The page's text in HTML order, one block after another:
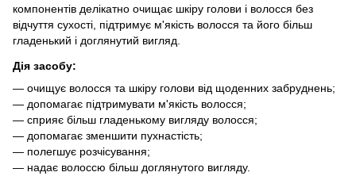
компонентів делікатно очищає шкіру голови і волосся без
відчуття сухості, підтримує м'якість волосся та його більш
гладенький і доглянутий вигляд.
Дія засобу:
— очищує волосся та шкіру голови від щоденних забруднень;
— допомагає підтримувати м'якість волосся;
— сприяє більш гладенькому вигляду волосся;
— допомагає зменшити пухнастість;
— полегшує розчісування;
— надає волоссю більш доглянутого вигляду.